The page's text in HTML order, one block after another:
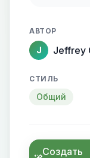
佳品质
事，现代
АВТОР
J Jeffrey
СТИЛЬ
Общий
Создать